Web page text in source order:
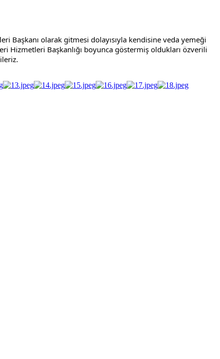
Başkanı olarak gitmesi dolayısıyla kendisine veda yemeği
Hizmetleri Başkanlığı boyunca göstermiş oldukları özverili